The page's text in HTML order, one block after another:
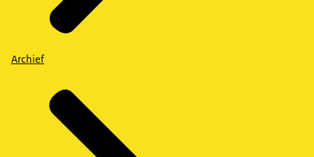
Archief